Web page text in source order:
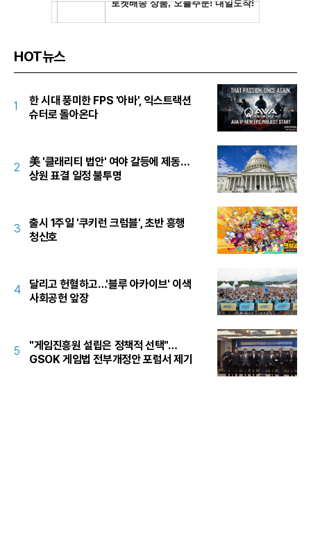
HOT뉴스
1
한 시대 풍미한 FPS '아바', 익스트랙션
슈터로 돌아온다
2
美 '클래리티 법안' 여야 갈등에 제동…
상원 표결 일정 불투명
3
출시 1주일 '쿠키런 크럼블', 초반 흥행
청신호
4
달리고 헌혈하고…'블루 아카이브' 이색
사회공헌 앞장
5
"게임진흥원 설립은 정책적 선택"…
GSOK 게임법 전부개정안 포럼서 제기